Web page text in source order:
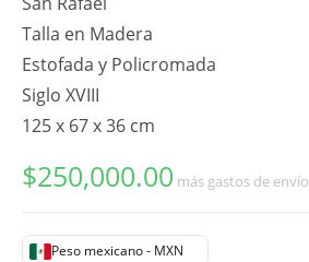
Talla en Madera
Estofada y Policromada
Siglo XVIII
125 x 67 x 36 cm
$250,000.00 más gastos de envío
Peso mexicano - MXN